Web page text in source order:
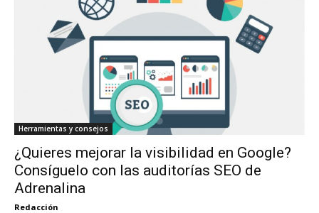
Herramientas y consejos
¿Quieres mejorar la visibilidad en Google?
Consíguelo con las auditorías SEO de
Adrenalina
Redacción